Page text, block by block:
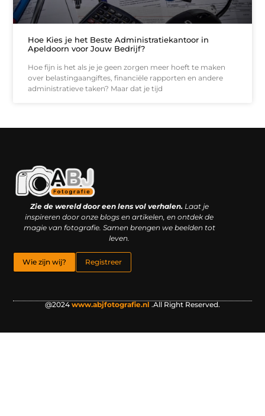
Hoe Kies je het Beste Administratiekantoor in
Apeldoorn voor Jouw Bedrijf?
Hoe fijn is het als je je geen zorgen meer hoeft te maken
over belastingaangiftes, financiële rapporten en andere
administratieve taken? Maar dat je tijd
Zie de wereld door een lens vol verhalen.Laat je
inspireren door onze blogs en artikelen, en ontdek de
magie van fotografie. Samen brengen we beelden tot
leven.
Wie zijn wij? Registreer
@2024 www.abjfotografie.nl .All Right Reserved.